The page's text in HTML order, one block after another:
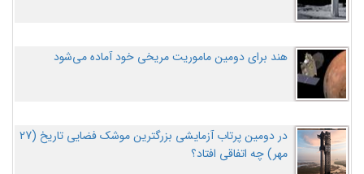
هند برای دومین ماموریت مریخی خود آماده می‌شود
در دومین پرتاب آزمایشی بزرگترین موشک فضایی تاریخ (27
مهر‌) چه اتفاقی افتاد؟